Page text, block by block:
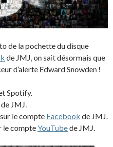
de la pochette du disque
de JMJ, on sait désormais que
d’alerte Edward Snowden !
Spotify.
de JMJ.
le compte Facebook de JMJ.
le compteYouTubede JMJ.